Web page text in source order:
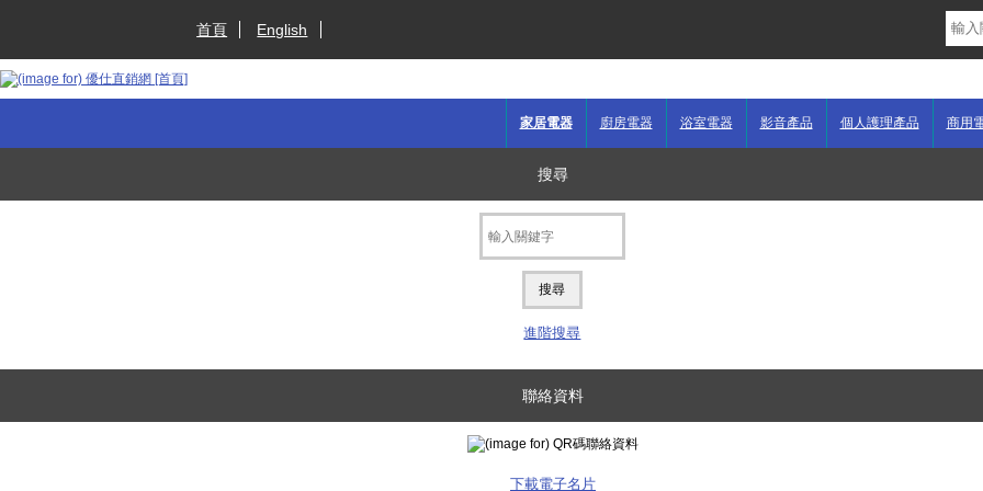
首頁 English
家居電器 廚房電器 浴室電器 影音產品 個人護理產品 商用
搜尋
進階搜尋
聯絡資料
下載電子名片